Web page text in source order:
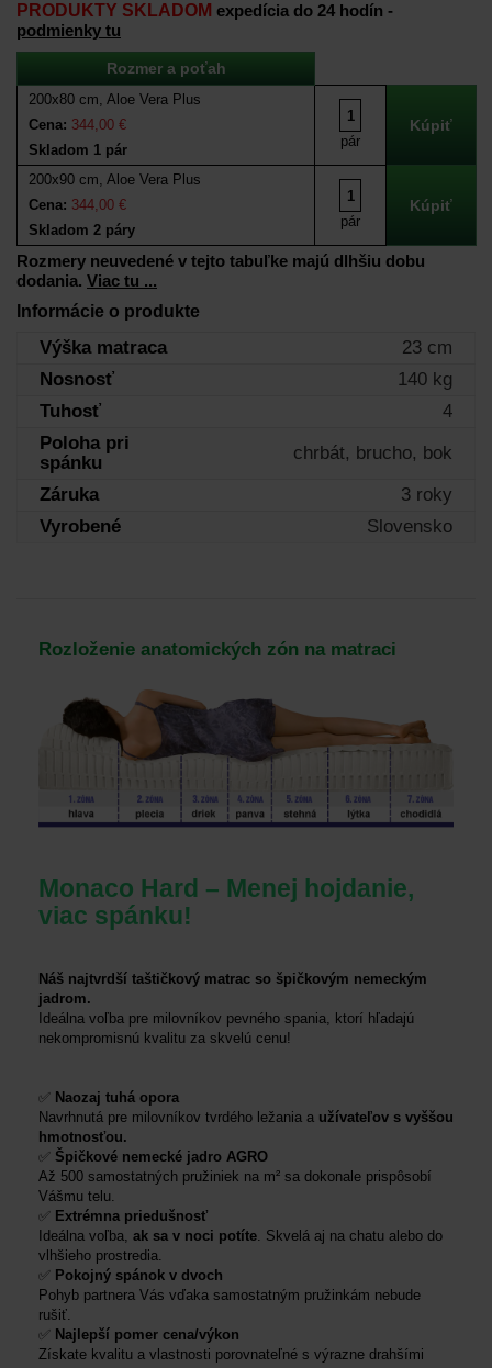
PRODUKTY SKLADOM expedícia do 24 hodín -
podmienky tu
Rozmer a poťah
200x80 cm, Aloe Vera Plus
Cena: 344,00 €
Skladom 1 pár
pár
200x90 cm, Aloe Vera Plus
Cena: 344,00 €
Skladom 2 páry
pár
Rozmery neuvedené v tejto tabuľke majú dlhšiu dobu
dodania. Viac tu ...
Informácie o produkte
Výška matraca
23 cm
Nosnosť
140 kg
Tuhosť
4
Poloha pri
spánku
chrbát, brucho, bok
Záruka
3 roky
Vyrobené
Slovensko
Rozloženie anatomických zón na matraci
Monaco Hard – Menej hojdanie,
viac spánku!
Náš najtvrdší taštičkový matrac so špičkovým nemeckým
jadrom.
Ideálna voľba pre milovníkov pevného spania, ktorí hľadajú
nekompromisnú kvalitu za skvelú cenu!
✅ Naozaj tuhá opora
Navrhnutá pre milovníkov tvrdého ležania a užívateľov s vyššou
hmotnosťou.
✅ Špičkové nemecké jadro AGRO
Až 500 samostatných pružiniek na m² sa dokonale prispôsobí
Vášmu telu.
✅ Extrémna priedušnosť
Ideálna voľba, ak sa v noci potíte. Skvelá aj na chatu alebo do
vlhšieho prostredia.
✅ Pokojný spánok v dvoch
Pohyb partnera Vás vďaka samostatným pružinkám nebude
rušiť.
✅ Najlepší pomer cena/výkon
Získate kvalitu a vlastnosti porovnateľné s výrazne drahšími